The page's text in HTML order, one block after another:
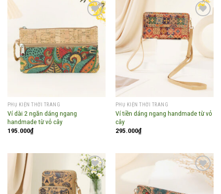
Add to
wishlist
PHỤ KIỆN THỜI TRANG
Ví dài 2 ngăn dáng ngang
handmade từ vỏ cây
195.000₫
Add to
wishlist
PHỤ KIỆN THỜI TRANG
Ví tiền dáng ngang handmade từ vỏ
cây
295.000₫